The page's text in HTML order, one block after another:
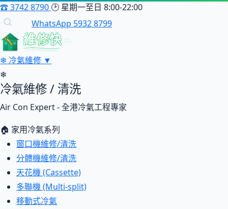
☎3742 8790 🕑 星期一至日 8:00-22:00
WhatsApp 5932 8799
維修快
❄ 冷氣維修 ▼
❄
冷氣維修 / 清洗
Air Con Expert - 全港冷氣工程專家
🏠 家用冷氣系列
窗口機維修/清洗
分體機維修/清洗
天花機 (Cassette)
多聯機 (Multi-split)
移動式冷氣